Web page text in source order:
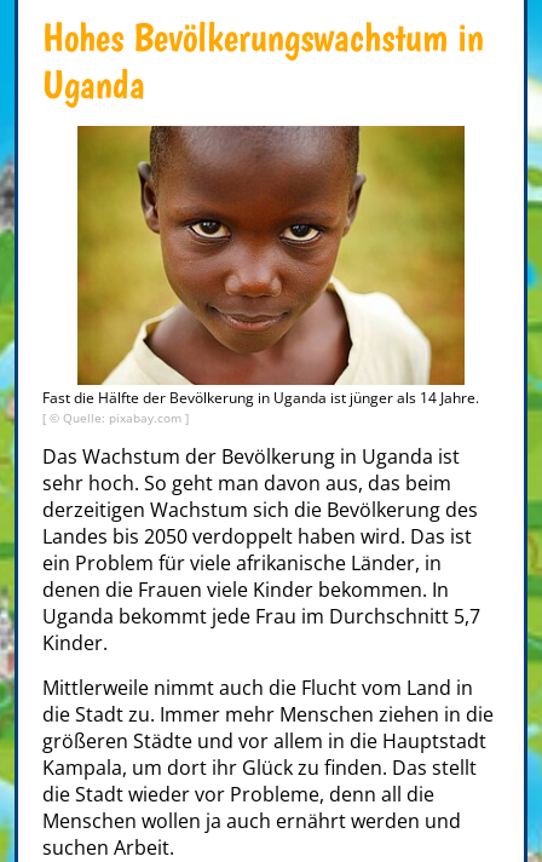
Hohes Bevölkerungswachstum in
Uganda
Fast die Hälfte der Bevölkerung in Uganda ist jünger als 14 Jahre.
[ © Quelle: pixabay.com ]
Das Wachstum der Bevölkerung in Uganda ist
sehr hoch. So geht man davon aus, das beim
derzeitigen Wachstum sich die Bevölkerung des
Landes bis 2050 verdoppelt haben wird. Das ist
ein Problem für viele afrikanische Länder, in
denen die Frauen viele Kinder bekommen. In
Uganda bekommt jede Frau im Durchschnitt 5,7
Kinder.
Mittlerweile nimmt auch die Flucht vom Land in
die Stadt zu. Immer mehr Menschen ziehen in die
größeren Städte und vor allem in die Hauptstadt
Kampala, um dort ihr Glück zu finden. Das stellt
die Stadt wieder vor Probleme, denn all die
Menschen wollen ja auch ernährt werden und
suchen Arbeit.